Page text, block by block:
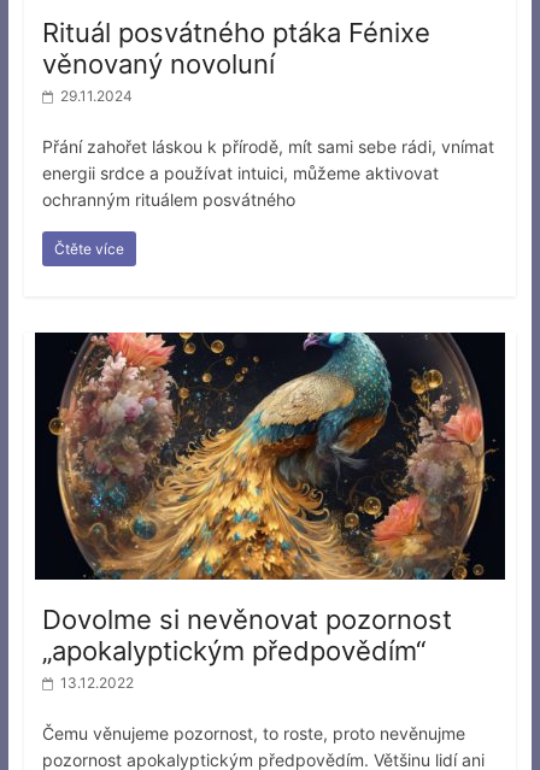
Rituál posvátného ptáka Fénixe
věnovaný novoluní
29.11.2024
Přání zahořet láskou k přírodě, mít sami sebe rádi, vnímat
energii srdce a používat intuici, můžeme aktivovat
ochranným rituálem posvátného
Čtěte více
Dovolme si nevěnovat pozornost
„apokalyptickým předpovědím“
13.12.2022
Čemu věnujeme pozornost, to roste, proto nevěnujme
pozornost apokalyptickým předpovědím. Většinu lidí ani